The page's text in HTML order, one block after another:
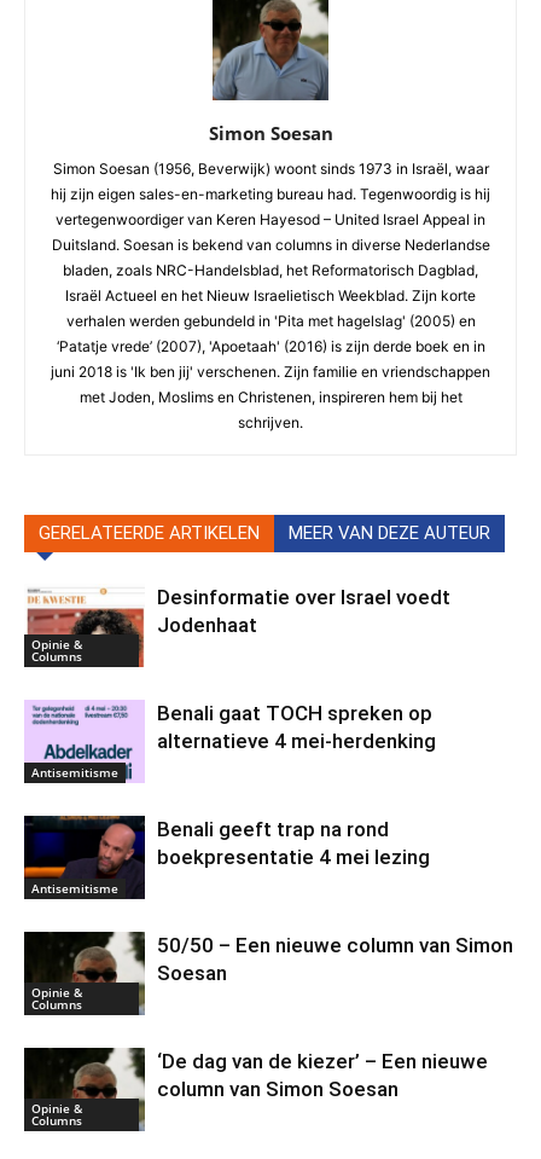
Simon Soesan
Simon Soesan (1956, Beverwijk) woont sinds 1973 in Israël, waar
hij zijn eigen sales-en-marketing bureau had. Tegenwoordig is hij
vertegenwoordiger van Keren Hayesod – United Israel Appeal in
Duitsland. Soesan is bekend van columns in diverse Nederlandse
bladen, zoals NRC-Handelsblad, het Reformatorisch Dagblad,
Israël Actueel en het Nieuw Israelietisch Weekblad. Zijn korte
verhalen werden gebundeld in 'Pita met hagelslag' (2005) en
‘Patatje vrede’ (2007), 'Apoetaah' (2016) is zijn derde boek en in
juni 2018 is 'Ik ben jij' verschenen. Zijn familie en vriendschappen
met Joden, Moslims en Christenen, inspireren hem bij het
schrijven.
GERELATEERDE ARTIKELEN MEER VAN DEZE AUTEUR
Opinie &
Columns
Desinformatie over Israel voedt
Jodenhaat
Antisemitisme
Benali gaat TOCH spreken op
alternatieve 4 mei-herdenking
Antisemitisme
Benali geeft trap na rond
boekpresentatie 4 mei lezing
Opinie &
Columns
50/50 – Een nieuwe column van Simon
Soesan
Opinie &
Columns
‘De dag van de kiezer’ – Een nieuwe
column van Simon Soesan